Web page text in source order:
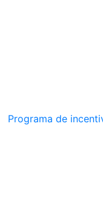
Programa de